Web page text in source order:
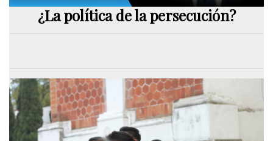
¿La política de la persecución?